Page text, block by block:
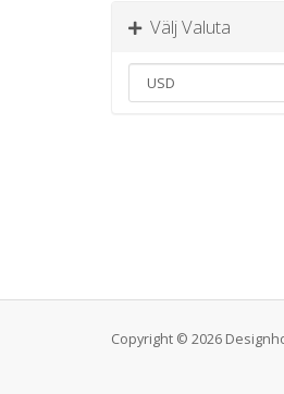
Välj Valuta
Copyright © 2026